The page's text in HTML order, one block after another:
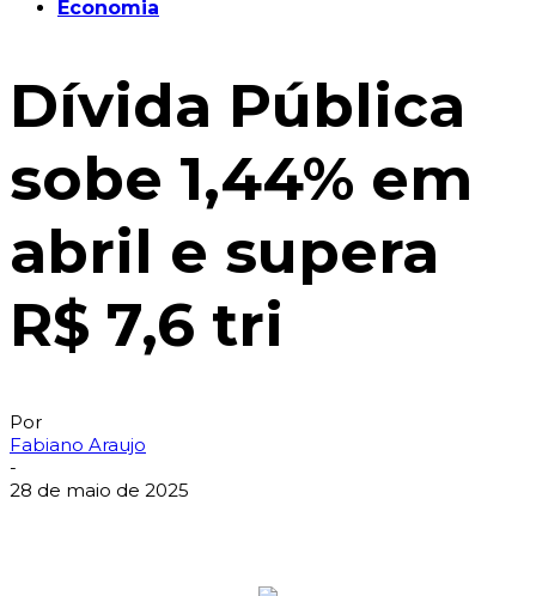
Economia
Dívida Pública
sobe 1,44% em
abril e supera
R$ 7,6 tri
Por
Fabiano Araujo
-
28 de maio de 2025